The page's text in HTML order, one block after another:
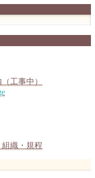
工事中）
織・規程